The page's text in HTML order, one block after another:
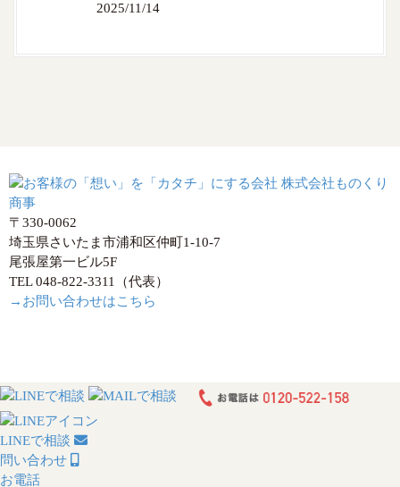
2025/11/14
〒330-0062
埼玉県さいたま市浦和区仲町1-10-7
尾張屋第一ビル5F
TEL 048-822-3311（代表）
→お問い合わせはこちら
LINEで相談
問い合わせ
お電話